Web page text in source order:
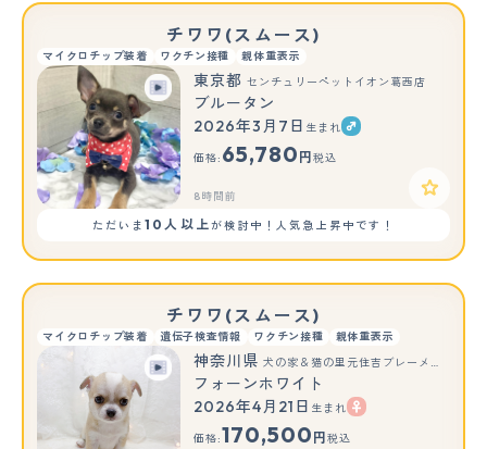
チワワ(スムース)
マイクロチップ装着 ワクチン接種 親体重表示
東京都 センチュリーペットイオン葛西店
ブルータン
2026年3月7日 生まれ
価格: 65,780 円 税込
8時間前
ただいま10人以上が検討中！人気急上昇中です！
チワワ(スムース)
マイクロチップ装着 遺伝子検査情報 ワクチン接種 親体重表示
神奈川県 犬の家＆猫の里元住吉ブレーメン通り店
フォーンホワイト
2026年4月21日 生まれ
価格:170,500 円 税込